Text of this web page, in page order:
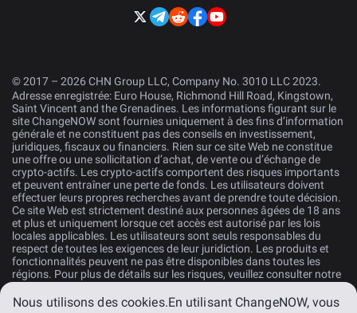
© 2017 – 2026 CHN Group LLC, Company No. 3010 LLC 2023.
Adresse enregistrée: Euro House, Richmond Hill Road, Kingstown,
Saint Vincent and the Grenadines. Les informations figurant sur le
site ChangeNOW sont fournies uniquement à des fins d’information
générale et ne constituent pas des conseils en investissement,
juridiques, fiscaux ou financiers. Rien sur ce site Web ne constitue
une offre ou une sollicitation d’achat, de vente ou d’échange de
crypto-actifs. Les crypto-actifs comportent des risques importants
et peuvent entraîner une perte de fonds. Les utilisateurs doivent
effectuer leurs propres recherches avant de prendre toute décision.
Ce site Web est strictement destiné aux personnes âgées de 18 ans
et plus et uniquement lorsque cet accès est autorisé par les lois
locales applicables. Les utilisateurs sont seuls responsables du
respect de toutes les exigences de leur juridiction. Les produits et
fonctionnalités peuvent ne pas être disponibles dans toutes les
régions. Pour plus de détails sur les risques, veuillez consulter notre
Nous utilisons des cookies.En utilisant ChangeNOW, vous